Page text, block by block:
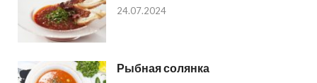
24.07.2024
Рыбная солянка